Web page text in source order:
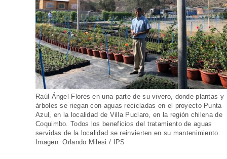
Raúl Ángel Flores en una parte de su vivero, donde plantas y
árboles se riegan con aguas recicladas en el proyecto Punta
Azul, en la localidad de Villa Puclaro, en la región chilena de
Coquimbo. Todos los beneficios del tratamiento de aguas
servidas de la localidad se reinvierten en su mantenimiento.
Imagen: Orlando Milesi / IPS